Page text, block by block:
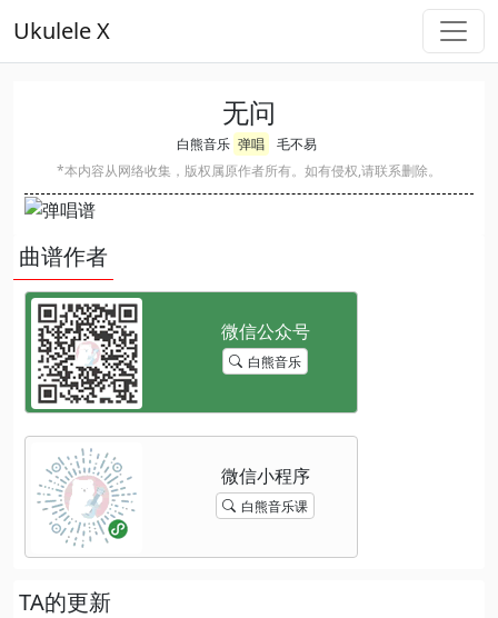
Ukulele X
无问
白熊音乐 弹唱
毛不易
*本内容从网络收集，版权属原作者所有。如有侵权,请联系删除。
曲谱作者
白熊音乐
白熊音乐课
TA的更新